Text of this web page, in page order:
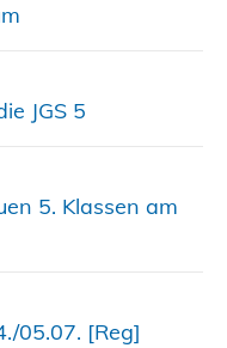
JGS 5
5. Klassen am
05.07. [Reg]